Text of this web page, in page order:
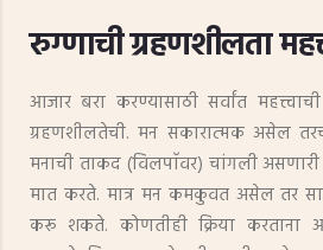
रुग्णाची ग्रहणशीलता
आजार बरा करण्यासाठी सर्वांत
ग्रहणशीलतेची. मन सकारात्मक असेल
मनाची ताकद (विलपाॅवर) चांगली असणारी
मात करते. मात्र मन कमकुवत असेल तर
करू शकते. कोणतीही क्रिया करताना